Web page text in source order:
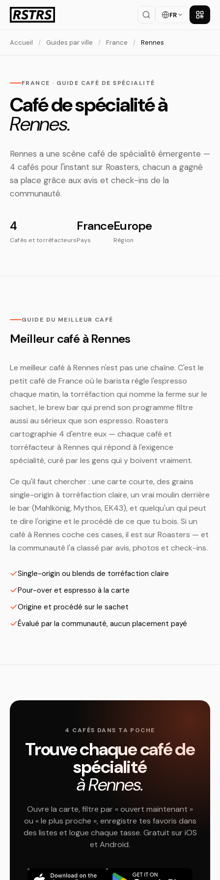
FR
Accueil / Guides par ville / France / Rennes
FRANCE · GUIDE CAFÉ DE SPÉCIALITÉ
Café de spécialité à
Rennes.
Rennes a une scène café de spécialité émergente —
4 cafés pour l'instant sur Roasters, chacun a gagné
sa place grâce aux avis et check-ins de la
communauté.
4
Cafés et torréfacteurs
France
Pays
Europe
Région
GUIDE DU MEILLEUR CAFÉ
Meilleur café à Rennes
Le meilleur café à Rennes n'est pas une chaîne. C'est le
petit café de France où le barista règle l'espresso
chaque matin, la torréfaction qui nomme la ferme sur le
sachet, le brew bar qui prend son programme filtre
aussi au sérieux que son espresso. Roasters
cartographie 4 d'entre eux — chaque café et
torréfacteur à Rennes qui répond à l'exigence
spécialité, curé par les gens qui y boivent vraiment.
Ce qu'il faut chercher : une carte courte, des grains
single-origin à torréfaction claire, un vrai moulin derrière
le bar (Mahlkönig, Mythos, EK43), et quelqu'un qui peut
te dire l'origine et le procédé de ce que tu bois. Si un
café à Rennes coche ces cases, il est sur Roasters — et
la communauté l'a classé par avis, photos et check-ins.
Single-origin ou blends de torréfaction claire
Pour-over et espresso à la carte
Origine et procédé sur le sachet
Évalué par la communauté, aucun placement payé
4 CAFÉS DANS TA POCHE
Trouve chaque café de
spécialité
à Rennes.
Ouvre la carte, filtre par « ouvert maintenant »
ou « le plus proche », enregistre tes favoris dans
des listes et logue chaque tasse. Gratuit sur iOS
et Android.